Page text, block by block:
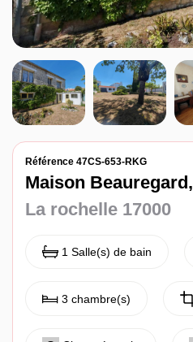
Référence 47CS-653-RKG
Maison Beauregard,
La rochelle 17000
1 Salle(s) de bain
3 chambre(s)